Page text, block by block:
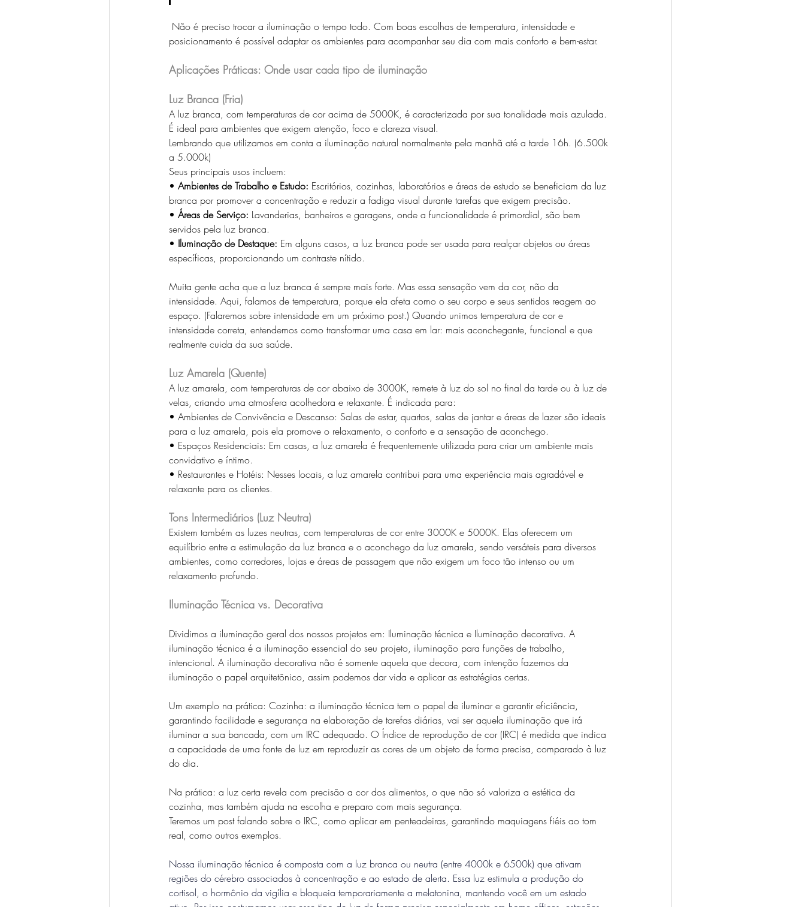
Não é preciso trocar a iluminação o tempo todo. Com boas escolhas de temperatura, intensidade e
posicionamento é possível adaptar os ambientes para acompanhar seu dia com mais conforto e bem-estar.
Aplicações Práticas: Onde usar cada tipo de iluminação
Luz Branca (Fria)
A luz branca, com temperaturas de cor acima de 5000K, é caracterizada por sua tonalidade mais azulada.
É ideal para ambientes que exigem atenção, foco e clareza visual.
Lembrando que utilizamos em conta a iluminação natural normalmente pela manhã até a tarde 16h. (6.500k
a 5.000k)
Seus principais usos incluem:
• Ambientes de Trabalho e Estudo: Escritórios, cozinhas, laboratórios e áreas de estudo se beneficiam da luz
branca por promover a concentração e reduzir a fadiga visual durante tarefas que exigem precisão.
• Áreas de Serviço: Lavanderias, banheiros e garagens, onde a funcionalidade é primordial, são bem
servidos pela luz branca.
• Iluminação de Destaque: Em alguns casos, a luz branca pode ser usada para realçar objetos ou áreas
específicas, proporcionando um contraste nítido.
Muita gente acha que a luz branca é sempre mais forte. Mas essa sensação vem da cor, não da
intensidade. Aqui, falamos de temperatura, porque ela afeta como o seu corpo e seus sentidos reagem ao
espaço. (Falaremos sobre intensidade em um próximo post.) Quando unimos temperatura de cor e
intensidade correta, entendemos como transformar uma casa em lar: mais aconchegante, funcional e que
realmente cuida da sua saúde.
Luz Amarela (Quente)
A luz amarela, com temperaturas de cor abaixo de 3000K, remete à luz do sol no final da tarde ou à luz de
velas, criando uma atmosfera acolhedora e relaxante. É indicada para:
• Ambientes de Convivência e Descanso: Salas de estar, quartos, salas de jantar e áreas de lazer são ideais
para a luz amarela, pois ela promove o relaxamento, o conforto e a sensação de aconchego.
• Espaços Residenciais: Em casas, a luz amarela é frequentemente utilizada para criar um ambiente mais
convidativo e íntimo.
• Restaurantes e Hotéis: Nesses locais, a luz amarela contribui para uma experiência mais agradável e
relaxante para os clientes.
Tons Intermediários (Luz Neutra)
Existem também as luzes neutras, com temperaturas de cor entre 3000K e 5000K. Elas oferecem um
equilíbrio entre a estimulação da luz branca e o aconchego da luz amarela, sendo versáteis para diversos
ambientes, como corredores, lojas e áreas de passagem que não exigem um foco tão intenso ou um
relaxamento profundo.
Iluminação Técnica vs. Decorativa
Dividimos a iluminação geral dos nossos projetos em: Iluminação técnica e Iluminação decorativa. A
iluminação técnica é a iluminação essencial do seu projeto, iluminação para funções de trabalho,
intencional. A iluminação decorativa não é somente aquela que decora, com intenção fazemos da
iluminação o papel arquitetônico, assim podemos dar vida e aplicar as estratégias certas.
Um exemplo na prática: Cozinha: a iluminação técnica tem o papel de iluminar e garantir eficiência,
garantindo facilidade e segurança na elaboração de tarefas diárias, vai ser aquela iluminação que irá
iluminar a sua bancada, com um IRC adequado. O Índice de reprodução de cor (IRC) é medida que indica
a capacidade de uma fonte de luz em reproduzir as cores de um objeto de forma precisa, comparado à luz
do dia.
Na prática: a luz certa revela com precisão a cor dos alimentos, o que não só valoriza a estética da
cozinha, mas também ajuda na escolha e preparo com mais segurança.
Teremos um post falando sobre o IRC, como aplicar em penteadeiras, garantindo maquiagens fiéis ao tom
real, como outros exemplos.
Nossa iluminação técnica é composta com a luz branca ou neutra (entre 4000k e 6500k) que ativam
regiões do cérebro associados à concentração e ao estado de alerta. Essa luz estimula a produção do
cortisol, o hormônio da vigília e bloqueia temporariamente a melatonina, mantendo você em um estado